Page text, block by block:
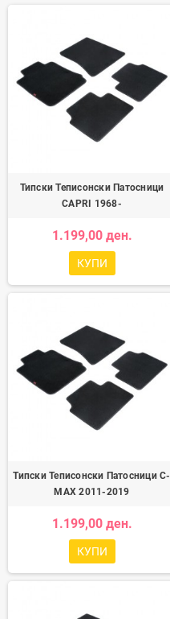
Типски Теписонски Патосници
CAPRI 1968-
1.199,00 ден.
КУПИ
Типски Теписонски Патосници C-
MAX 2011-2019
1.199,00 ден.
КУПИ